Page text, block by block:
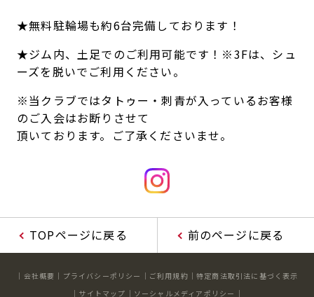
★無料駐輪場も約6台完備しております！
★ジム内、土足でのご利用可能です！※3Fは、シュ
ーズを脱いでご利用ください。
※当クラブではタトゥー・刺青が入っているお客様
のご入会はお断りさせて
頂いております。ご了承くださいませ。
TOPページに戻る 前のページに戻る
会社概要 プライバシーポリシー ご利用規約
特定商法取引法に基づく表示
サイトマップ
ソーシャルメディアポリシー